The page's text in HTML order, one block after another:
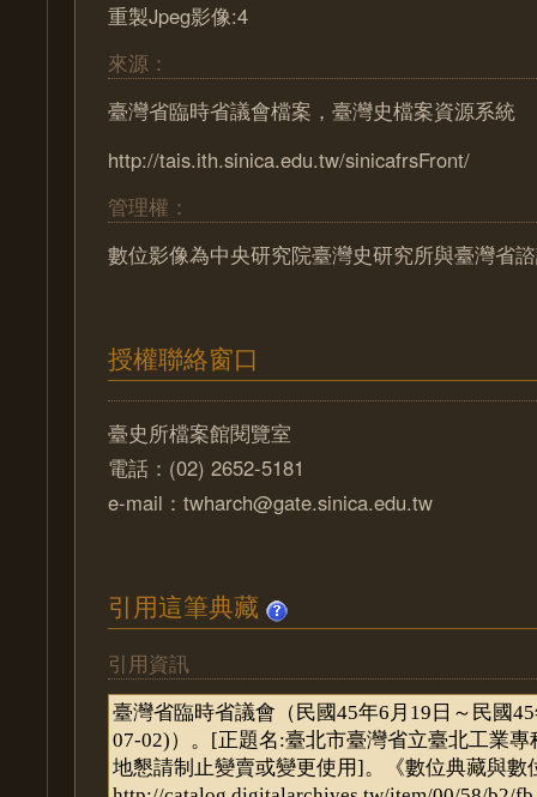
重製Jpeg影像:4
來源：
臺灣省臨時省議會檔案，臺灣史檔案資源系統
http://tais.ith.sinica.edu.tw/sinicafrsFront/
管理權：
數位影像為中央研究院臺灣史研究所與臺灣省
授權聯絡窗口
臺史所檔案館閱覽室
電話：(02) 2652-5181
e-mail：twharch@gate.sinica.edu.tw
引用這筆典藏
引用資訊